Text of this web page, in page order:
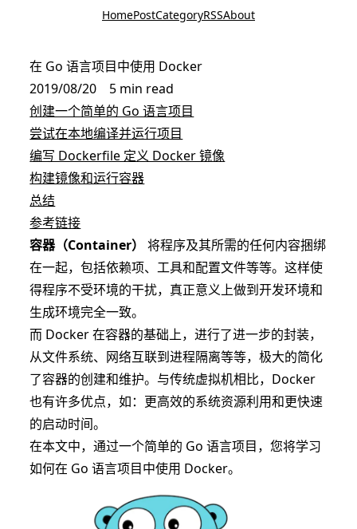
HomePostCategoryRSSAbout
在 Go 语言项目中使用 Docker
2019/08/20
5 min read
创建一个简单的 Go 语言项目
尝试在本地编译并运行项目
编写 Dockerfile 定义 Docker 镜像
构建镜像和运行容器
总结
参考链接
容器（Container）
将程序及其所需的任何内容捆绑
在一起，包括依赖项、工具和配置文件等等。这样使
得程序不受环境的干扰，真正意义上做到开发环境和
生成环境完全一致。
而 Docker 在容器的基础上，进行了进一步的封装，
从文件系统、网络互联到进程隔离等等，极大的简化
了容器的创建和维护。与传统虚拟机相比，Docker
也有许多优点，如：更高效的系统资源利用和更快速
的启动时间。
在本文中，通过一个简单的 Go 语言项目，您将学习
如何在 Go 语言项目中使用 Docker。